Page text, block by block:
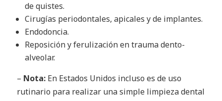
de quistes.
Cirugías periodontales, apicales y de implantes.
Endodoncia.
Reposición y ferulización en trauma dento-
alveolar.
– Nota: En Estados Unidos incluso es de uso
rutinario para realizar una simple limpieza dental